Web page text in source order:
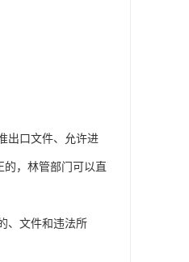
出口文件、允许进
，林管部门可以直
、文件和违法所